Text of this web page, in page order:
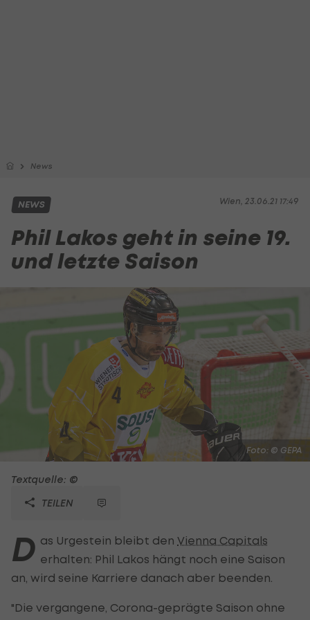
News
Wien, 23.06.21 17:49
NEWS
Phil Lakos geht in seine 19.
und letzte Saison
Foto: © GEPA
Textquelle: ©
TEILEN
D as Urgestein bleibt den Vienna Capitals
erhalten: Phil Lakos hängt noch eine Saison
an, wird seine Karriere danach aber beenden.
"Die vergangene, Corona-geprägte Saison ohne